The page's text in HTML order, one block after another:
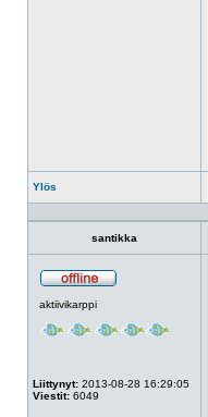
Ylös
santikka
aktiivikarppi
Liittynyt: 2013-08-28 16:29:05
Viestit: 6049